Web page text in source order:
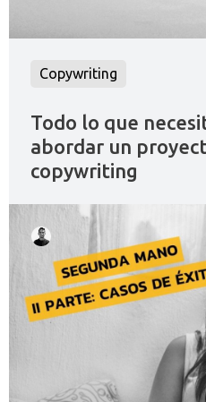
Copywriting
Todo lo que
abordar un
copywriting